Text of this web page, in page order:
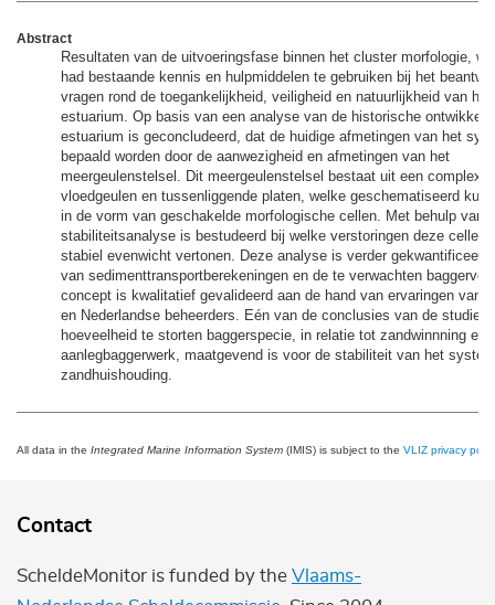
Abstract
Resultaten van de uitvoeringsfase binnen het cluster morfologie,
had bestaande kennis en hulpmiddelen te gebruiken bij het
vragen rond de toegankelijkheid, veiligheid en natuurlijkheid van
estuarium. Op basis van een analyse van de historische
estuarium is geconcludeerd, dat de huidige afmetingen van het
bepaald worden door de aanwezigheid en afmetingen van het
meergeulenstelsel. Dit meergeulenstelsel bestaat uit een complex
vloedgeulen en tussenliggende platen, welke geschematiseerd
in de vorm van geschakelde morfologische cellen. Met behulp van
stabiliteitsanalyse is bestudeerd bij welke verstoringen deze cellen
stabiel evenwicht vertonen. Deze analyse is verder gekwantificeerd
van sedimenttransportberekeningen en de te verwachten
concept is kwalitatief gevalideerd aan de hand van ervaringen van
en Nederlandse beheerders. Eén van de conclusies van de studie
hoeveelheid te storten baggerspecie, in relatie tot zandwinnning en
aanlegbaggerwerk, maatgevend is voor de stabiliteit van het
zandhuishouding.
All data in the Integrated Marine Information System (IMIS) is subject to the VLIZ privacy
Contact
ScheldeMonitor is funded by the Vlaams-